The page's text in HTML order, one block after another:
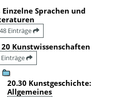
Einzelne Sprachen und
Einträge
20 Kunstwissenschaften
20.30 Kunstgeschichte:
Allgemeines